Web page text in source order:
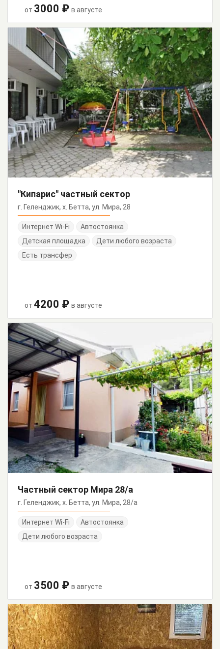
от 3000 ₽ в августе
"Кипарис" частный сектор
г. Геленджик, х. Бетта, ул. Мира, 28
Интернет Wi-Fi
Автостоянка
Детская площадка
Дети любого возраста
Есть трансфер
от 4200 ₽ в августе
Частный сектор Мира 28/а
г. Геленджик, х. Бетта, ул. Мира, 28/а
Интернет Wi-Fi
Автостоянка
Дети любого возраста
от 3500 ₽ в августе